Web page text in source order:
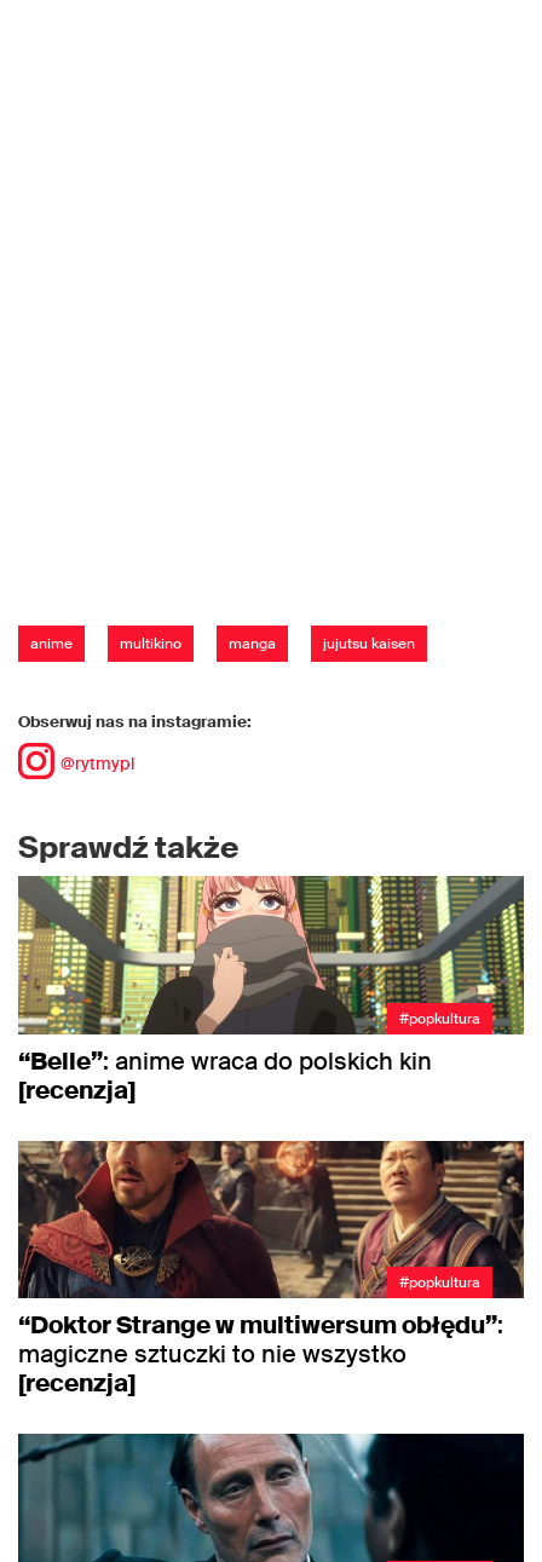
anime multikino manga jujutsu kaisen
Obserwuj nas na instagramie:
@rytmypl
Sprawdź także
#popkultura
“Belle”: anime wraca do polskich kin
[recenzja]
#popkultura
“Doktor Strange w multiwersum obłędu”:
magiczne sztuczki to nie wszystko
[recenzja]